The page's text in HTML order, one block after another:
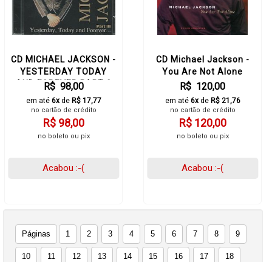
CD MICHAEL JACKSON -
YESTERDAY TODAY
AND FOREVER PART 3
R$ 98,00
em até 6xde R$ 17,77
no cartão de crédito
R$ 98,00
no boleto ou pix
Acabou :-(
CD Michael Jackson -
You Are Not Alone
R$ 120,00
em até 6xde R$ 21,76
no cartão de crédito
R$ 120,00
no boleto ou pix
Acabou :-(
Páginas 1 2 3 4 5 6 7 8 9
10 11 12 13 14 15 16 17 18